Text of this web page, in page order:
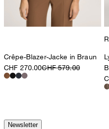
Crêpe-Blazer-Jacke in Braun
CHF 270.00CHF 579.00
Newsletter